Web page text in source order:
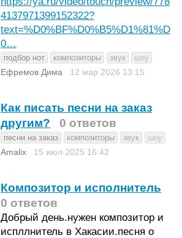
4137971399152322?
text=%D0%BF%D0%B5%D1%81%D
0…
подбор нот композиторы звук шоу
Ефремов Дима 12 мар 2026 13:15
Как писать песни на заказ
другим?
0 ответов
песни на заказ композиторы звук шоу
Amalix 15 июл 2025 16:42
Композитор и исполнитель
0 ответов
Добрый день.нужен композитор и
испллнитель в Хакасии.песня о